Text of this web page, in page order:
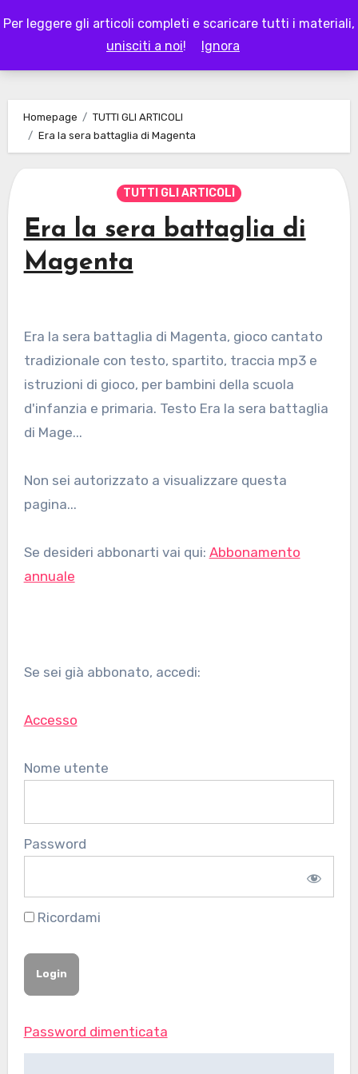
Per leggere gli articoli completi e scaricare tutti i materiali,
unisciti a noi! Ignora
to
LAPAPPADOLCE
Homepage
TUTTI GLI ARTICOLI
Era la sera battaglia di Magenta
TUTTI GLI ARTICOLI
Era la sera battaglia di
Magenta
Era la sera battaglia di Magenta, gioco cantato
tradizionale con testo, spartito, traccia mp3 e
istruzioni di gioco, per bambini della scuola
d'infanzia e primaria. Testo Era la sera battaglia
di Mage...
Non sei autorizzato a visualizzare questa
pagina...
Se desideri abbonarti vai qui: Abbonamento
annuale
Se sei già abbonato, accedi:
Accesso
Nome utente
Password
Ricordami
Password dimenticata